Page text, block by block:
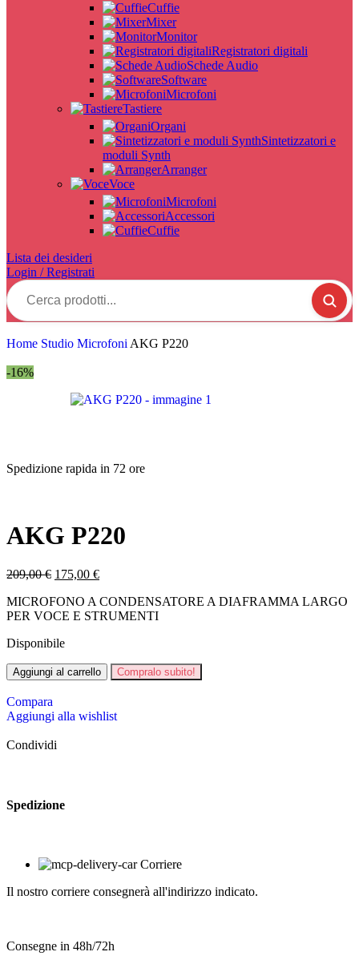
Cuffie
Mixer
Monitor
Registratori digitali
Schede Audio
Software
Microfoni
Tastiere
Organi
Sintetizzatori e
moduli Synth
Arranger
Voce
Microfoni
Accessori
Cuffie
Lista dei desideri
Login / Registrati
Home Studio Microfoni AKG P220
-16%
Spedizione rapida in 72 ore
AKG P220
209,00€ 175,00 €
MICROFONO A CONDENSATORE A DIAFRAMMA LARGO
PER VOCE E STRUMENTI
Disponibile
Aggiungi al carrello Compralo subito!
Compara
Aggiungi alla wishlist
Condividi
Spedizione
Corriere
Il nostro corriere consegnerà all'indirizzo indicato.
Consegne in 48h/72h